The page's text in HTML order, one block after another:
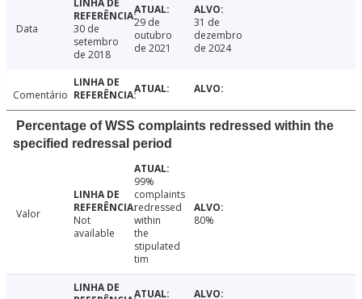
Data
30 de
setembro
de 2018
29 de
outubro
de 2021
31 de
dezembro
de 2024
Comentário
Percentage of WSS complaints redressed within the
specified redressal period
Valor
Not
available
99%
complaints
redressed
within
the
stipulated
tim
80%